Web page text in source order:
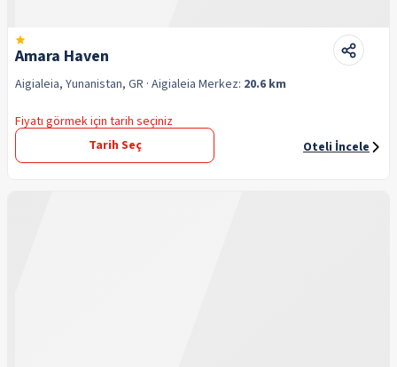
Amara Haven
Aigialeia, Yunanistan, GR · Aigialeia Merkez: 20.6 km
Fiyatı görmek için tarih seçiniz
Tarih Seç
Oteli İncele